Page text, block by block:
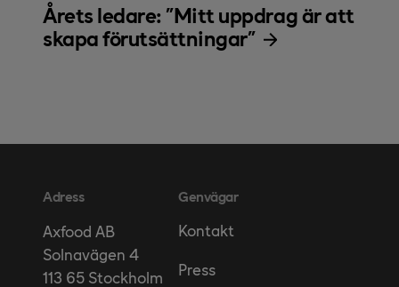
Årets ledare: "Mitt uppdrag är att
skapa förutsättningar"
Adress
Axfood AB
Solnavägen 4
113 65 Stockholm
Genvägar
Kontakt
Press